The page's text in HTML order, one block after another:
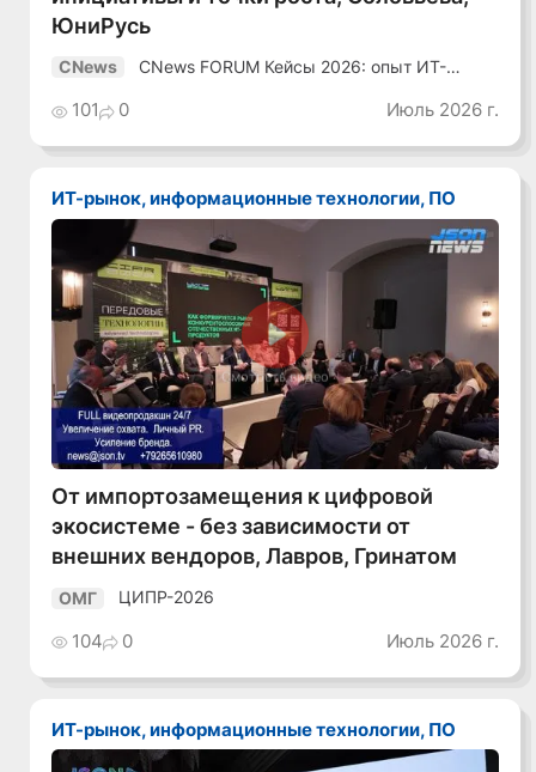
ЮниРусь
CNews
CNews FORUM Кейсы 2026: опыт ИТ-
101 0 Июль 2026 г.
ИТ-рынок, информационные технологии, ПО
Смотреть видео
От импортозамещения к цифровой
экосистеме - без зависимости от
внешних вендоров, Лавров, Гринатом
ОМГ ЦИПР-2026
104 0 Июль 2026 г.
ИТ-рынок, информационные технологии, ПО